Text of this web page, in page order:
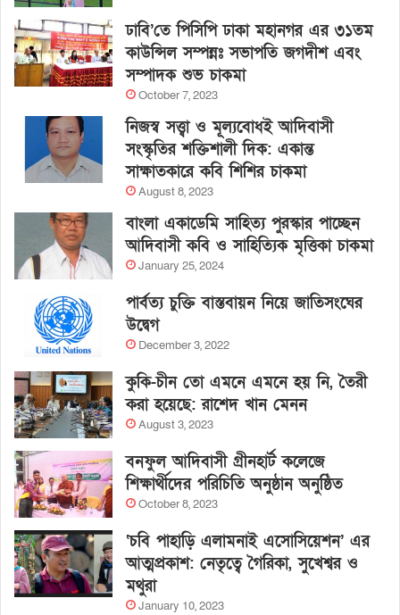
ঢাবি’তে পিসিপি ঢাকা মহানগর এর ৩১তম
কাউন্সিল সম্পন্নঃ সভাপতি জগদীশ এবং
সম্পাদক শুভ চাকমা
October 7, 2023
নিজস্ব সত্ত্বা ও মূল্যবোধই আদিবাসী
সংস্কৃতির শক্তিশালী দিক: একান্ত
সাক্ষাতকারে কবি শিশির চাকমা
August 8, 2023
বাংলা একাডেমি সাহিত্য পুরস্কার পাচ্ছেন
আদিবাসী কবি ও সাহিত্যিক মৃত্তিকা চাকমা
January 25, 2024
পার্বত্য চুক্তি বাস্তবায়ন নিয়ে জাতিসংঘের
উদ্বেগ
December 3, 2022
কুকি-চীন তো এমনে এমনে হয় নি, তৈরী
করা হয়েছে: রাশেদ খান মেনন
August 3, 2023
বনফুল আদিবাসী গ্রীনহার্ট কলেজে
শিক্ষার্থীদের পরিচিতি অনুষ্ঠান অনুষ্ঠিত
October 8, 2023
‘চবি পাহাড়ি এলামনাই এসোসিয়েশন’ এর
আত্মপ্রকাশ: নেতৃত্বে গৈরিকা, সুখেশ্বর ও
মথুরা
January 10, 2023